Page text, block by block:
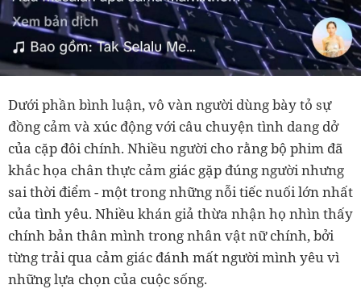
Dưới phần bình luận, vô vàn người dùng bày tỏ sự
đồng cảm và xúc động với câu chuyện tình dang dở
của cặp đôi chính. Nhiều người cho rằng bộ phim đã
khắc họa chân thực cảm giác gặp đúng người nhưng
sai thời điểm - một trong những nỗi tiếc nuối lớn nhất
của tình yêu. Nhiều khán giả thừa nhận họ nhìn thấy
chính bản thân mình trong nhân vật nữ chính, bởi
từng trải qua cảm giác đánh mất người mình yêu vì
những lựa chọn của cuộc sống.